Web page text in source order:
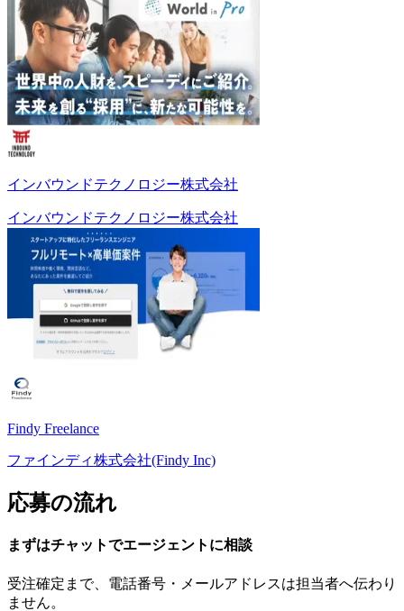
インバウンドテクノロジー株式会社
インバウンドテクノロジー株式会社
Findy Freelance
ファインディ株式会社(Findy Inc)
応募の流れ
まずはチャットでエージェント に相談
受注確定まで、 電話番号・メールアドレスは担当者へ伝わり
ません。